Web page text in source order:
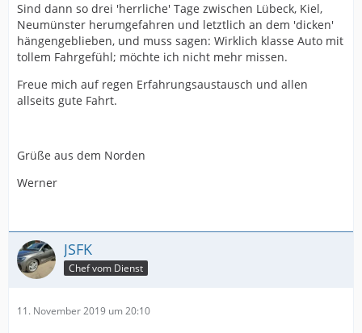
Sind dann so drei 'herrliche' Tage zwischen Lübeck, Kiel,
Neumünster herumgefahren und letztlich an dem 'dicken'
hängengeblieben, und muss sagen: Wirklich klasse Auto mit
tollem Fahrgefühl; möchte ich nicht mehr missen.
Freue mich auf regen Erfahrungsaustausch und allen
allseits gute Fahrt.
Grüße aus dem Norden
Werner
JSFK
Chef vom Dienst
11. November 2019 um 20:10